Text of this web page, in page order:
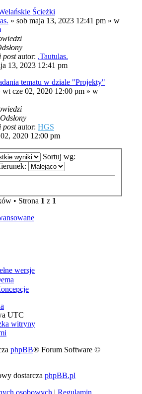
Ścieżki
» sob maja 13, 2023 12:41 pm » w
postautor: .Tautulas.
13, 2023 12:41 pm
tematu w dziale "Projekty"
wt cze 02, 2020 12:00 pm » w
Odsłony
postautor: HGS
2020 12:00 pm
Sortuj wg:
• Strona 1 z 1
wersje
UTC
witryny
phpBB® Forum Software ©
dostarcza phpBB.pl
osobowych | Regulamin